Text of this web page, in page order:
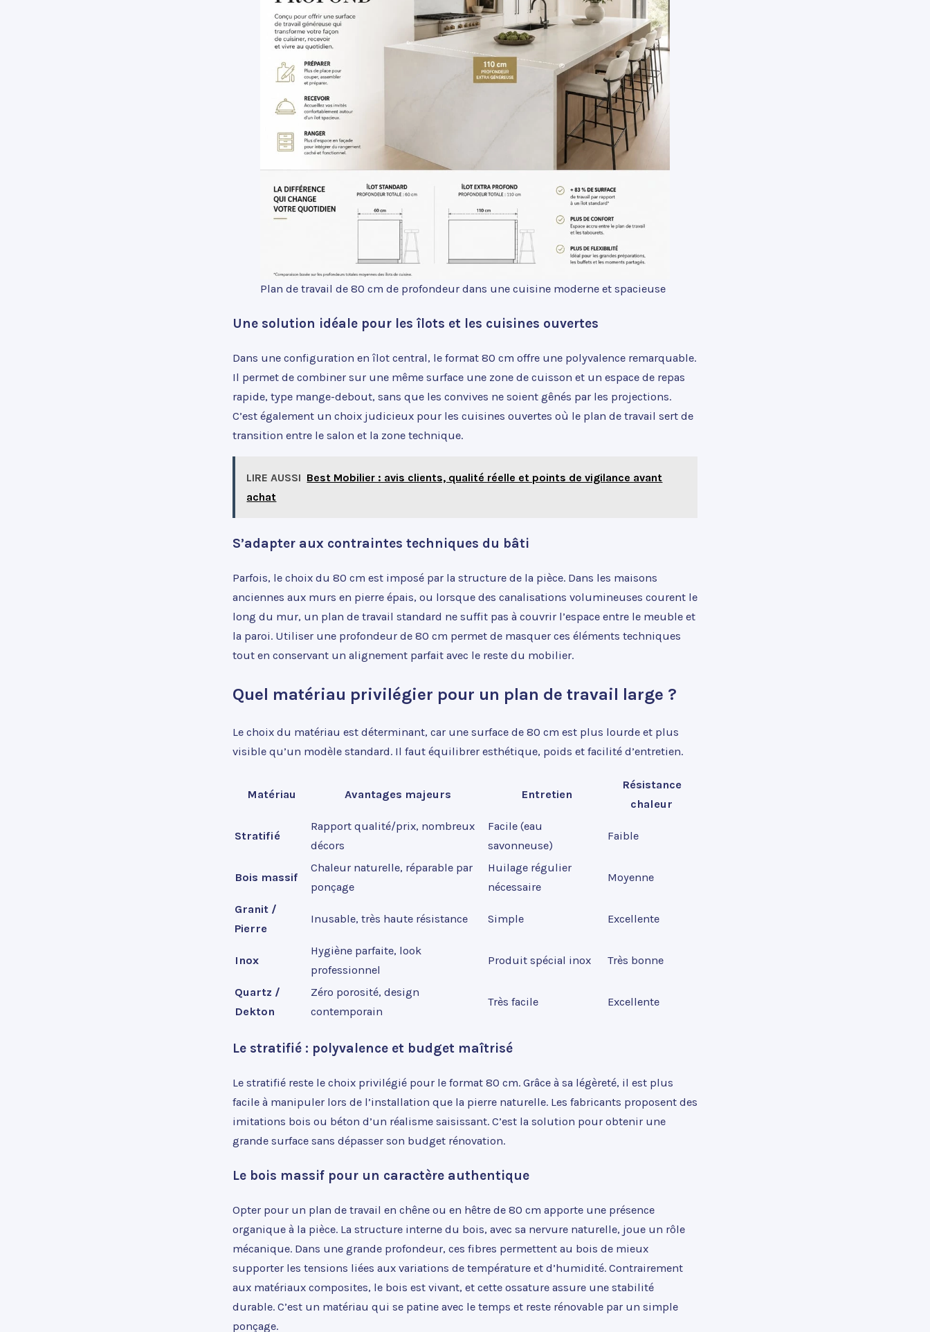
Plan de travail de 80 cm de profondeur dans une cuisine moderne et spacieuse
Une solution idéale pour les îlots et les cuisines ouvertes
Dans une configuration en îlot central, le format 80 cm offre une polyvalence remarquable.
Il permet de combiner sur une même surface une zone de cuisson et un espace de repas
rapide, type mange-debout, sans que les convives ne soient gênés par les projections.
C’est également un choix judicieux pour les cuisines ouvertes où le plan de travail sert de
transition entre le salon et la zone technique.
LIRE AUSSI Best Mobilier : avis clients, qualité réelle et points de vigilance avant
achat
S’adapter aux contraintes techniques du bâti
Parfois, le choix du 80 cm est imposé par la structure de la pièce. Dans les maisons
anciennes aux murs en pierre épais, ou lorsque des canalisations volumineuses courent le
long du mur, un plan de travail standard ne suffit pas à couvrir l’espace entre le meuble et
la paroi. Utiliser une profondeur de 80 cm permet de masquer ces éléments techniques
tout en conservant un alignement parfait avec le reste du mobilier.
Quel matériau privilégier pour un plan de travail large ?
Le choix du matériau est déterminant, car une surface de 80 cm est plus lourde et plus
visible qu’un modèle standard. Il faut équilibrer esthétique, poids et facilité d’entretien.
Matériau Avantages majeurs Entretien
Résistance
chaleur
Stratifié
Rapport qualité/prix, nombreux
décors
Facile (eau
savonneuse)
Faible
Bois massif
Chaleur naturelle, réparable par
ponçage
Huilage régulier
nécessaire
Moyenne
Granit /
Pierre
Inusable, très haute résistance Simple Excellente
Inox
Hygiène parfaite, look
professionnel
Produit spécial inox Très bonne
Quartz /
Dekton
Zéro porosité, design
contemporain
Très facile Excellente
Le stratifié : polyvalence et budget maîtrisé
Le stratifié reste le choix privilégié pour le format 80 cm. Grâce à sa légèreté, il est plus
facile à manipuler lors de l’installation que la pierre naturelle. Les fabricants proposent des
imitations bois ou béton d’un réalisme saisissant. C’est la solution pour obtenir une
grande surface sans dépasser son budget rénovation.
Le bois massif pour un caractère authentique
Opter pour un plan de travail en chêne ou en hêtre de 80 cm apporte une présence
organique à la pièce. La structure interne du bois, avec sa nervure naturelle, joue un rôle
mécanique. Dans une grande profondeur, ces fibres permettent au bois de mieux
supporter les tensions liées aux variations de température et d’humidité. Contrairement
aux matériaux composites, le bois est vivant, et cette ossature assure une stabilité
durable. C’est un matériau qui se patine avec le temps et reste rénovable par un simple
ponçage.